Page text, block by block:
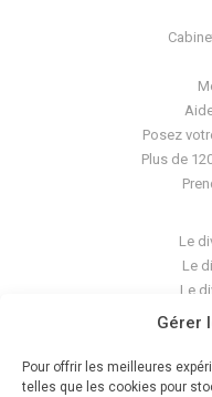
Gérer
Pour offrir les meilleures
telles que les cookies pour
Posez
Plus de
Le
Le
Le
Le
La
Les